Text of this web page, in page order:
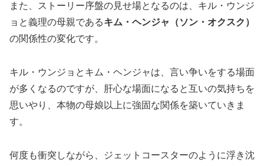
また、ストーリー序盤の見せ場となるのは、キル・ウンジ
ョと義理の母親であるキム・ヘンジャ（ソン・オクスク）
の関係性の変化です。
キル・ウンジョとキム・ヘンジャは、言い争いをする場面
が多くなるのですが、肝心な場面になると互いの気持ちを
思いやり、本物の母娘以上に強固な関係を築いていきま
す。
何度も衝突しながら、ジェットコースターのように浮き沈